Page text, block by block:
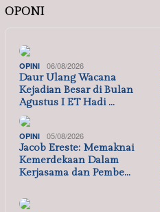
OPONI
OPINI 06/08/2026
Daur Ulang Wacana
Kejadian Besar di Bulan
Agustus I ET Hadi …
OPINI 05/08/2026
Jacob Ereste: Memaknai
Kemerdekaan Dalam
Kerjasama dan Pembe…